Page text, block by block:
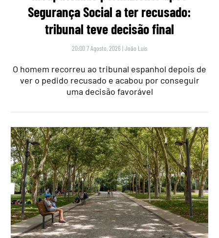
Segurança Social a ter recusado:
tribunal teve decisão final
20:00 7 Agosto, 2026 |João Luís
O homem recorreu ao tribunal espanhol depois de
ver o pedido recusado e acabou por conseguir
uma decisão favorável